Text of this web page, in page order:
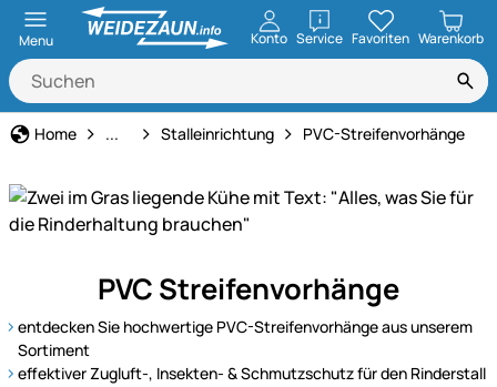
Menu Konto ServiceöffnenFavoriten Warenkorb
Home Rinderhaltung
... Stalleinrichtung PVC-Streifenvorhänge
eine
gesunde
und
PVC Streifenvorhänge
entdecken Sie hochwertige PVC-Streifenvorhänge aus unserem
Sortiment
effektiver Zugluft-, Insekten- & Schmutzschutz für den Rinderstall